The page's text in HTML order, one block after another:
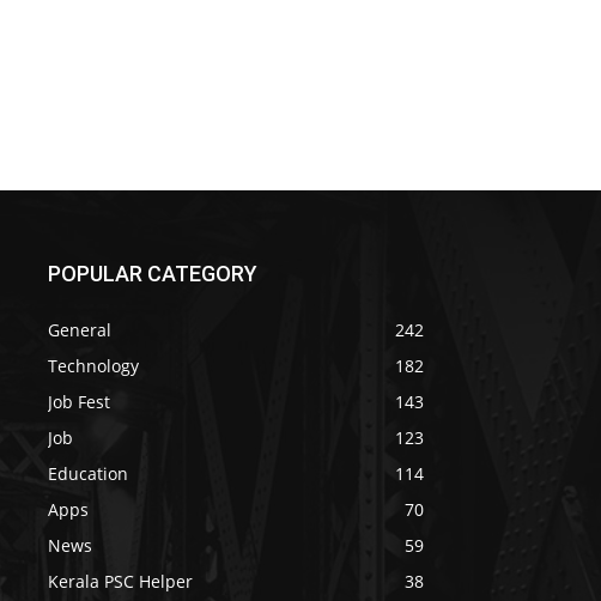
POPULAR CATEGORY
General
242
Technology
182
Job Fest
143
Job
123
Education
114
Apps
70
News
59
Kerala PSC Helper
38